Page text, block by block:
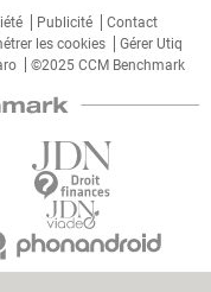
Publicité
Contact
les cookies
Gérer Utiq
©2025 CCM Benchmark